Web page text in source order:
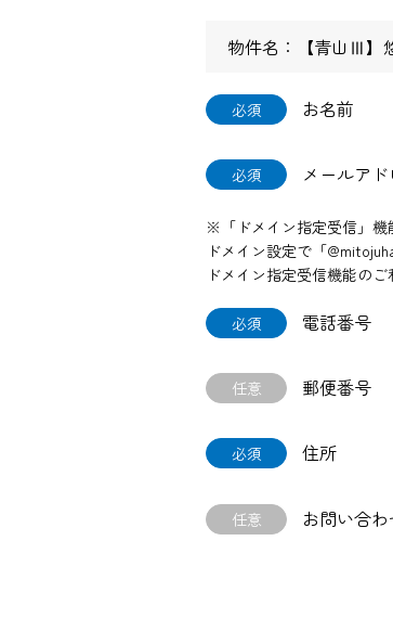
物件名：【青山Ⅲ】
必須 お名前
必須 メールアド
※「ドメイン指定受信」機
ドメイン設定で「
ドメイン指定受信機能の
必須 電話番号
任意 郵便番号
必須 住所
任意 お問い合